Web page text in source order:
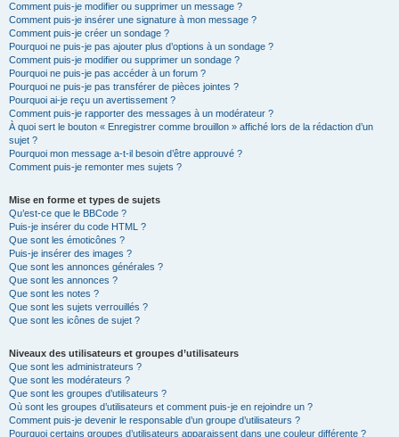
Comment puis-je modifier ou supprimer un message ?
Comment puis-je insérer une signature à mon message ?
Comment puis-je créer un sondage ?
Pourquoi ne puis-je pas ajouter plus d’options à un sondage ?
Comment puis-je modifier ou supprimer un sondage ?
Pourquoi ne puis-je pas accéder à un forum ?
Pourquoi ne puis-je pas transférer de pièces jointes ?
Pourquoi ai-je reçu un avertissement ?
Comment puis-je rapporter des messages à un modérateur ?
À quoi sert le bouton « Enregistrer comme brouillon » affiché lors de la rédaction d’un
sujet ?
Pourquoi mon message a-t-il besoin d’être approuvé ?
Comment puis-je remonter mes sujets ?
Mise en forme et types de sujets
Qu’est-ce que le BBCode ?
Puis-je insérer du code HTML ?
Que sont les émoticônes ?
Puis-je insérer des images ?
Que sont les annonces générales ?
Que sont les annonces ?
Que sont les notes ?
Que sont les sujets verrouillés ?
Que sont les icônes de sujet ?
Niveaux des utilisateurs et groupes d’utilisateurs
Que sont les administrateurs ?
Que sont les modérateurs ?
Que sont les groupes d’utilisateurs ?
Où sont les groupes d’utilisateurs et comment puis-je en rejoindre un ?
Comment puis-je devenir le responsable d’un groupe d’utilisateurs ?
Pourquoi certains groupes d’utilisateurs apparaissent dans une couleur différente ?